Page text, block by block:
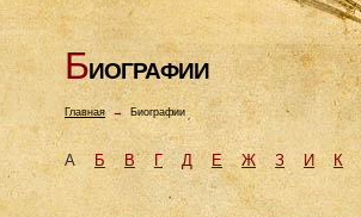
БИОГРАФИИ
Главная→ Биографии
АБ В Г Д Е Ж З И К